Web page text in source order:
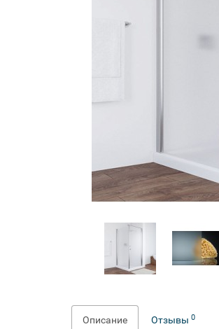
Описание Отзывы 0